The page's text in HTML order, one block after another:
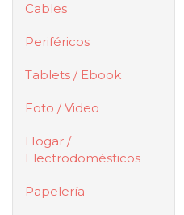
Cables
Periféricos
Tablets / Ebook
Foto / Video
Hogar /
Electrodomésticos
Papelería